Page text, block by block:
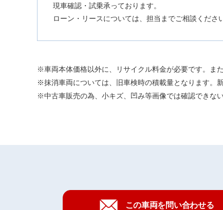
現車確認・試乗承っております。
ローン・リースについては、担当までご相談ください
車両本体価格以外に、リサイクル料金が必要です。ま
抹消車両については、旧車検時の積載量となります。
中古車販売の為、小キズ、凹み等画像では確認できな
この車両を問い合わせる